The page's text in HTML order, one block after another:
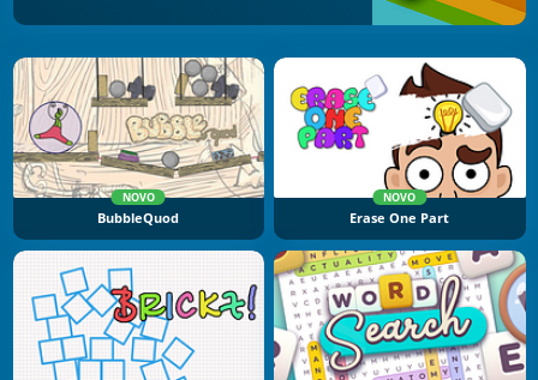
NOVO
BubbleQuod
NOVO
Erase One Part